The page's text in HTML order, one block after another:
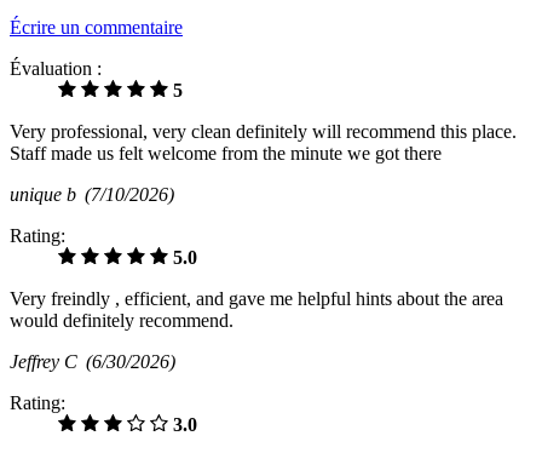
Écrire un commentaire
Évaluation :
5
Very professional, very clean definitely will recommend this place.
Staff made us felt welcome from the minute we got there
unique b (7/10/2026)
Rating:
5.0
Very freindly , efficient, and gave me helpful hints about the area
would definitely recommend.
Jeffrey C (6/30/2026)
Rating:
3.0